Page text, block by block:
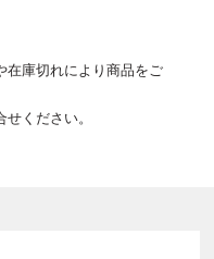
在庫切れにより商品をご
ください。